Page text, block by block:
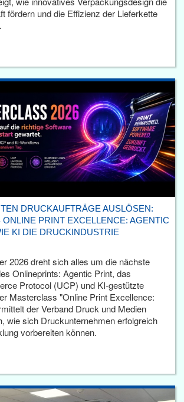
fördern und die Effizienz der Lieferkette
DRUCKAUFTRÄGE AUSLÖSEN:
PRINT EXCELLENCE: AGENTIC
KI DIE DRUCKINDUSTRIE
2026 dreht sich alles um die nächste
Onlineprints: Agentic Print, das
Protocol (UCP) und KI-gestützte
Masterclass "Online Print Excellence:
der Verband Druck und Medien
wie sich Druckunternehmen erfolgreich
vorbereiten können.